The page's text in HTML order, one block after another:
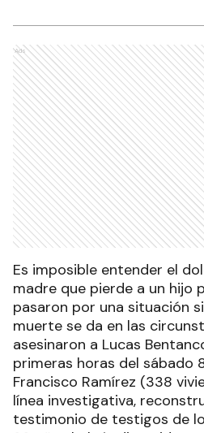
Ads
Es imposible entender el
madre que pierde a un hijo
pasaron por una situación
muerte se da en las
asesinaron a Lucas
primeras horas del sábado
Francisco Ramírez (338
línea investigativa,
testimonio de testigos de